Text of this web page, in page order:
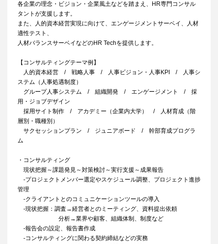
各企業の理念・ビジョン・企業風土などを踏まえ、HR専門コンサル
タントが支援します。
また、人的資本経営実現に向けて、エンゲージメントサーベイ、人材
適性テスト、
人材バランスサーベイなどのHR Techを提供します。
【コンサルティングテーマ例】
人的資本経営 / 戦略人事 / 人事ビジョン・人事KPI / 人事シ
ステム（人事処遇制度）
グループ人事システム / 組織開発 / エンゲージメント / 採
用・ジョブデザイン
採用サイト制作 / アカデミー（企業内大学） / 人材育成（階
層別・職種別）
サクセッションプラン / ジュニアボード / 幹部育成プログラ
ム
・コンサルティング
現状把握～課題発見～対策検討～実行支援～成果報告
‐プロジェクトメンバー選定やスケジュール調整、プロジェクト進捗
管理
‐クライアントとのコミュニケーションツールの導入
‐現状把握：調査→経営者とのミーティング、資料提出依頼
分析→業界や顧客、組織体制、制度など
‐報告会の設定、報告書作成
‐コンサルティングに関わる契約締結などの実務